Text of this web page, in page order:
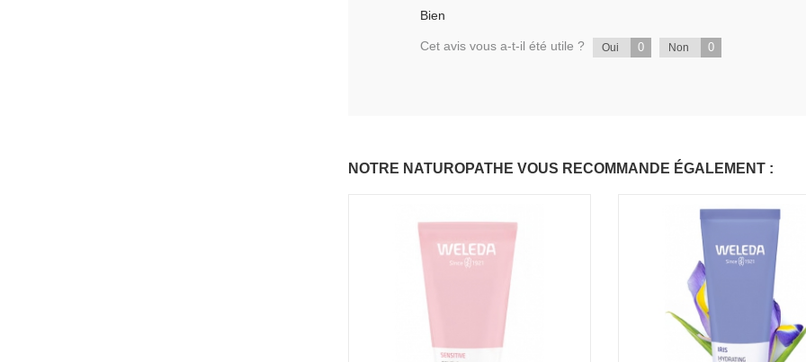
Bien
Cet avis vous a-t-il été utile ? Oui 0 Non 0
NOTRE NATUROPATHE VOUS RECOMMANDE ÉGALEMENT :